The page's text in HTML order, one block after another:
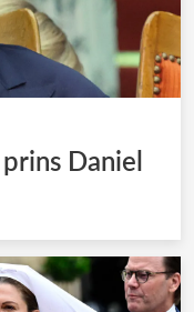
Daniel